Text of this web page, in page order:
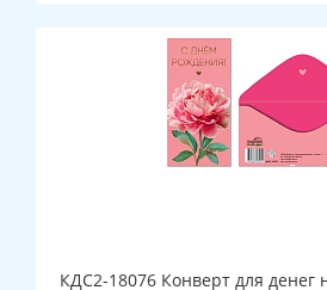
КДС2-18076 Конверт для денег